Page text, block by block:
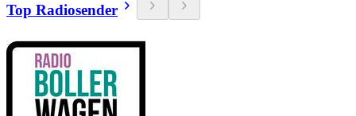
Top Radiosender